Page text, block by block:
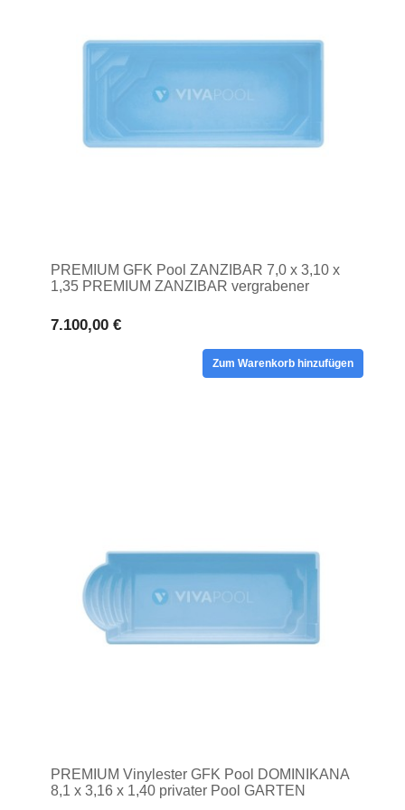
PREMIUM GFK Pool ZANZIBAR 7,0 x 3,10 x
1,35 PREMIUM ZANZIBAR vergrabener
7.100,00 €
Zum Warenkorb hinzufügen
PREMIUM Vinylester GFK Pool DOMINIKANA
8,1 x 3,16 x 1,40 privater Pool GARTEN